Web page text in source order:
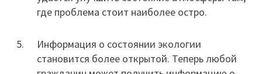
где проблема стоит наиболее остро.
Информация о состоянии экологии
становится более открытой. Теперь любой